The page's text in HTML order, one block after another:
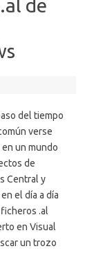
de
del tiempo
verse
un mundo
de
Central y
el día a día
.al
en Visual
un trozo